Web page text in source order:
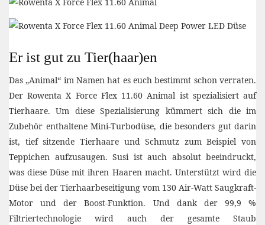
Er ist gut zu Tier(haar)en
Das „Animal“ im Namen hat es euch bestimmt schon verraten.
Der Rowenta X Force Flex 11.60 Animal ist spezialisiert auf
Tierhaare. Um diese Spezialisierung kümmert sich die im
Zubehör enthaltene Mini-Turbodüse, die besonders gut darin
ist, tief sitzende Tierhaare und Schmutz zum Beispiel von
Teppichen aufzusaugen. Susi ist auch absolut beeindruckt,
was diese Düse mit ihren Haaren macht. Unterstützt wird die
Düse bei der Tierhaarbeseitigung vom 130 Air-Watt Saugkraft-
Motor und der Boost-Funktion. Und dank der 99,9 %
Filtriertechnologie wird auch der gesamte Staub